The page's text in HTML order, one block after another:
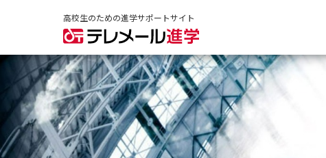
高校生のための進学サポートサイト